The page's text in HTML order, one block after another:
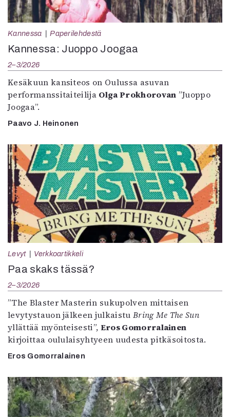
Kannessa Paperilehdestä
Kannessa: Juoppo Joogaa
2–3/2026
Kesäkuun kansiteos on Oulussa asuvan
performanssitaiteilija Olga Prokhorovan ”Juoppo
Joogaa”.
Paavo J. Heinonen
Levyt Verkkoartikkeli
Paa skaks tässä?
2–3/2026
”The Blaster Masterin sukupolven mittaisen
levytystauon jälkeen julkaistu Bring Me The Sun
yllättää myönteisesti”, Eros Gomorralainen
kirjoittaa oululaisyhtyeen uudesta pitkäsoitosta.
Eros Gomorralainen